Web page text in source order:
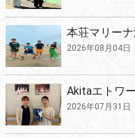
本荘マリー
2026年08月04日
Akitaエトワ
2026年07月31日